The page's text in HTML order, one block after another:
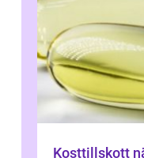
Kosttillskott när kan de göra skillnad